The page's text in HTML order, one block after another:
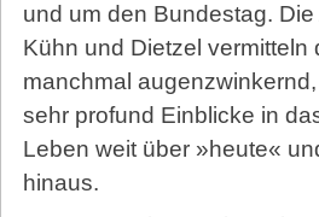
und um den Bundestag.
Kühn und Dietzel vermitteln
manchmal
sehr profund Einblicke in
Leben weit über »heute«
hinaus.